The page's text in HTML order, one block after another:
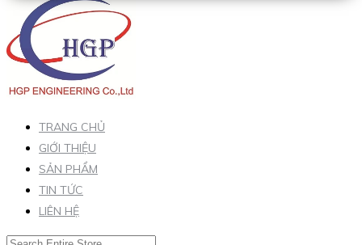
TRANG CHỦ
GIỚI THIỆU
SẢN PHẨM
TIN TỨC
LIÊN HỆ